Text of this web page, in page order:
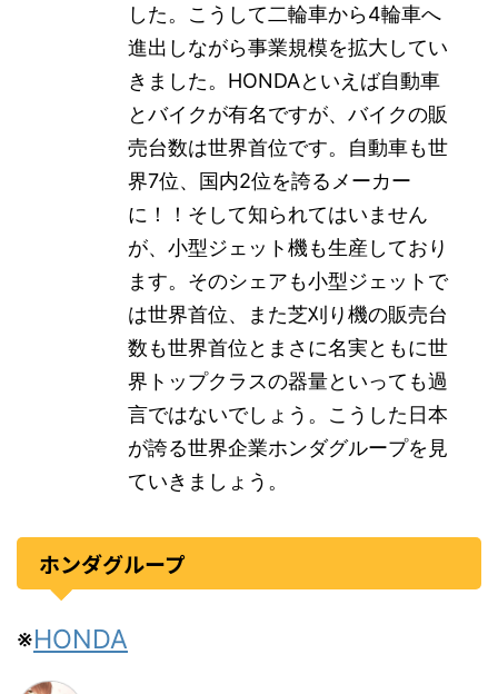
した。こうして二輪車から4輪車へ
進出しながら事業規模を拡大してい
きました。HONDAといえば自動車
とバイクが有名ですが、バイクの販
売台数は世界首位です。自動車も世
界7位、国内2位を誇るメーカー
に！！そして知られてはいません
が、小型ジェット機も生産しており
ます。そのシェアも小型ジェットで
は世界首位、また芝刈り機の販売台
数も世界首位とまさに名実ともに世
界トップクラスの器量といっても過
言ではないでしょう。こうした日本
が誇る世界企業ホンダグループを見
ていきましょう。
ホンダグループ
※HONDA